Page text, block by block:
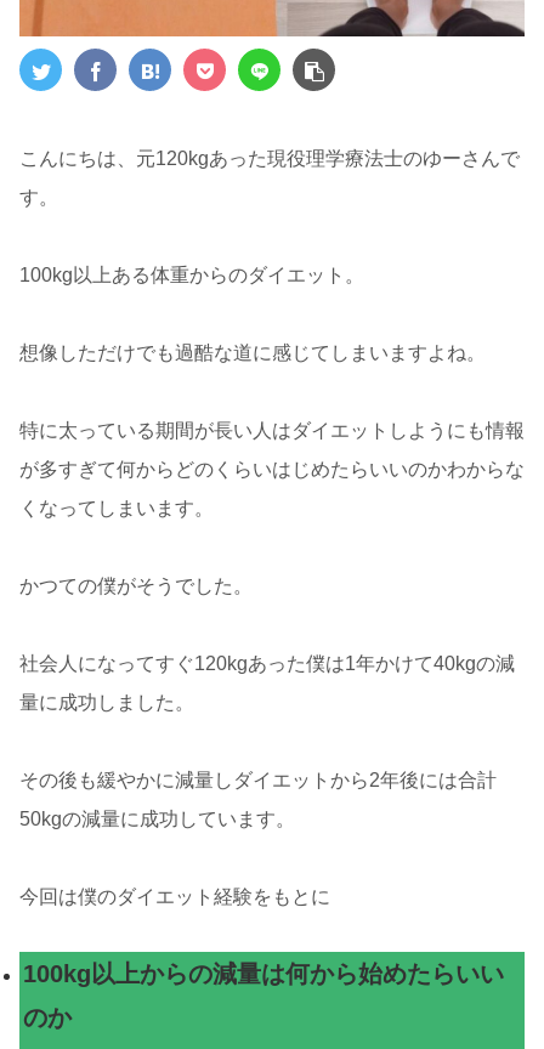
こんにちは、元120kgあった現役理学療法士のゆーさんで
す。
100kg以上ある体重からのダイエット。
想像しただけでも過酷な道に感じてしまいますよね。
特に太っている期間が長い人はダイエットしようにも情報
が多すぎて何からどのくらいはじめたらいいのかわからな
くなってしまいます。
かつての僕がそうでした。
社会人になってすぐ120kgあった僕は1年かけて40kgの減
量に成功しました。
その後も緩やかに減量しダイエットから2年後には合計
50kgの減量に成功しています。
今回は僕のダイエット経験をもとに
100kg以上からの減量は何から始めたらいい
のか